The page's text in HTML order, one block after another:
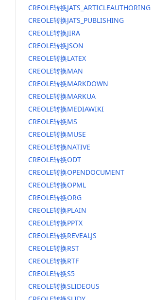
CREOLE转换JATS_ARTICLEAUTHORING
CREOLE转换JATS_PUBLISHING
CREOLE转换JIRA
CREOLE转换JSON
CREOLE转换LATEX
CREOLE转换MAN
CREOLE转换MARKDOWN
CREOLE转换MARKUA
CREOLE转换MEDIAWIKI
CREOLE转换MS
CREOLE转换MUSE
CREOLE转换NATIVE
CREOLE转换ODT
CREOLE转换OPENDOCUMENT
CREOLE转换OPML
CREOLE转换ORG
CREOLE转换PLAIN
CREOLE转换PPTX
CREOLE转换REVEALJS
CREOLE转换RST
CREOLE转换RTF
CREOLE转换S5
CREOLE转换SLIDEOUS